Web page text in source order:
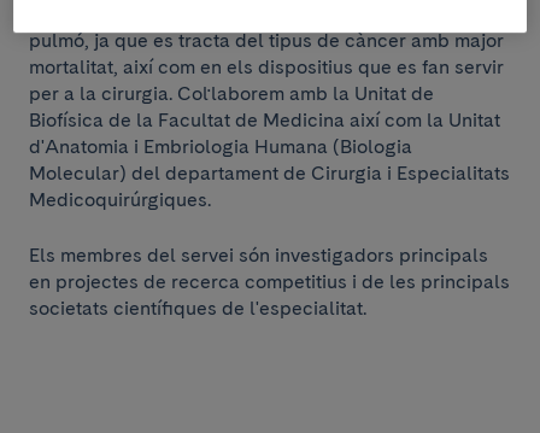
pulmó, ja que es tracta del tipus de càncer amb major
mortalitat, així com en els dispositius que es fan servir
per a la cirurgia. Col·laborem amb la Unitat de
Biofísica de la Facultat de Medicina així com la Unitat
d'Anatomia i Embriologia Humana (Biologia
Molecular) del departament de Cirurgia i Especialitats
Medicoquirúrgiques.
Els membres del servei són investigadors principals
en projectes de recerca competitius i de les principals
societats científiques de l'especialitat.